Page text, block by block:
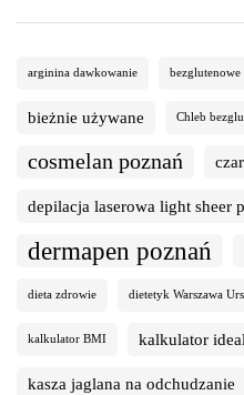
arginina dawkowanie bezglutenowe
bieżnie używane Chleb
cosmelan poznań
depilacja laserowa light sheer
dermapen poznań
dieta zdrowie dietetyk Warszawa
kalkulator BMI kalkulator
kasza jaglana na odchudzanie